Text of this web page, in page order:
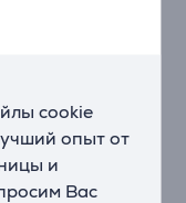
cookie
опыт от
и
Вас
эффективно